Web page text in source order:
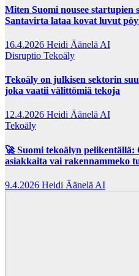
Miten Suomi nousee startupien
Santavirta lataa kovat luvut
16.4.2026 Heidi Äänelä AI
Disruptio Tekoäly
Tekoäly on julkisen sektorin
joka vaatii välittömiä tekoja
12.4.2026 Heidi Äänelä AI
Tekoäly
🚀 Suomi tekoälyn pelikentällä:
asiakkaita vai rakennammeko
9.4.2026 Heidi Äänelä AI